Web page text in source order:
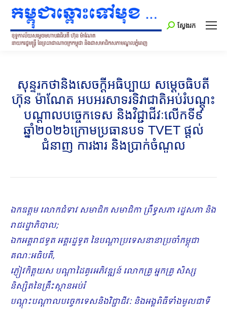
Search:
ស្វែងរក
សុន្ទរកថានិងសេចក្ដីអធិប្បាយ សម្ដេចធិបតី
ហ៊ុន ម៉ាណែត អបអរសាទរទិវាជាតិអប់រំបណ្ដុះ
បណ្ដាលបច្ចេកទេស និងវិជ្ជាជីវៈលើកទី៩
ឆ្នាំ២០២៦ក្រោមប្រធានបទ TVET ផ្ដល់
ជំនាញ ការងារ និងប្រាក់ចំណូល
ឯកឧត្តម លោកជំទាវ សមាជិក សមាជិកា ព្រឹទ្ធសភា រដ្ឋសភា និង
រាជរដ្ឋាភិបាល;
ឯកអគ្គរាជទូត អគ្គរដ្ឋទូត នៃបណ្ដាប្រទេសនានាប្រចាំកម្ពុជា
គណៈអធិបតី,
ភ្ញៀវកិត្តយស បណ្ដាដៃគូរអភិវឌ្ឍន៍ លោកគ្រូ អ្នកគ្រូ សិស្ស
និស្សិតនៃគ្រឹះស្ថានអប់រំ
បណ្ដុះបណ្ដាលបច្ចេកទេសនិងវិជ្ជាជីវៈ និងអង្គពិធីទាំងមូលជាទី